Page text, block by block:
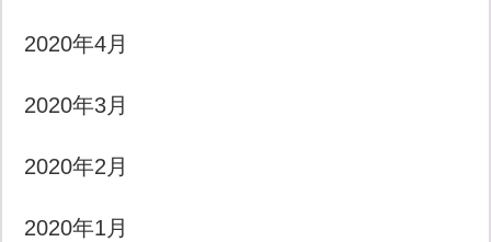
2020年4月
2020年3月
2020年2月
2020年1月